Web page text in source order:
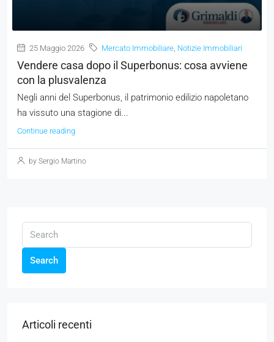
25 Maggio 2026 Mercato Immobiliare, Notizie Immobiliari
Vendere casa dopo il Superbonus: cosa avviene
con la plusvalenza
Negli anni del Superbonus, il patrimonio edilizio napoletano
ha vissuto una stagione di...
Continue reading
by Sergio Martino
Search
Articoli recenti